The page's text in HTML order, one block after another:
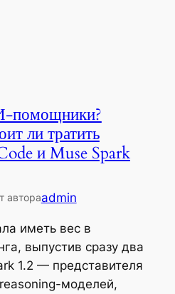
помощники?
ли тратить
и Muse Spark
автораadmin
иметь вес в
выпустив сразу два
1.2 — представителя
моделей,